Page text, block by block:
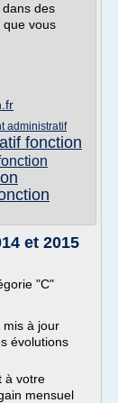
des
que vous
administratif
fonction
et 2015
"C"
mis à jour
évolutions
à votre
mensuel